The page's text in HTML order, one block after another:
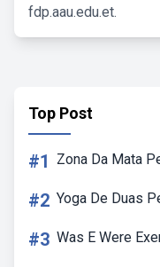
fdp.aau.edu.et.
Top Post
#1 Zona Da Mata
#2 Yoga De Duas
#3 Was E Were